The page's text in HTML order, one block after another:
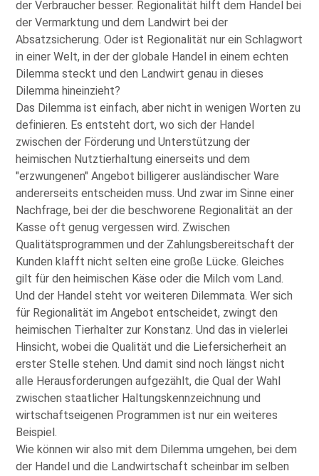
der Verbraucher besser. Regionalität hilft dem Handel bei
der Vermarktung und dem Landwirt bei der
Absatzsicherung. Oder ist Regionalität nur ein Schlagwort
in einer Welt, in der der globale Handel in einem echten
Dilemma steckt und den Landwirt genau in dieses
Dilemma hineinzieht?
Das Dilemma ist einfach, aber nicht in wenigen Worten zu
definieren. Es entsteht dort, wo sich der Handel
zwischen der Förderung und Unterstützung der
heimischen Nutztierhaltung einerseits und dem
erzwungenen Angebot billigerer ausländischer Ware
andererseits entscheiden muss. Und zwar im Sinne einer
Nachfrage, bei der die beschworene Regionalität an der
Kasse oft genug vergessen wird. Zwischen
Qualitätsprogrammen und der Zahlungsbereitschaft der
Kunden klafft nicht selten eine große Lücke. Gleiches
gilt für den heimischen Käse oder die Milch vom Land.
Und der Handel steht vor weiteren Dilemmata. Wer sich
für Regionalität im Angebot entscheidet, zwingt den
heimischen Tierhalter zur Konstanz. Und das in vielerlei
Hinsicht, wobei die Qualität und die Liefersicherheit an
erster Stelle stehen. Und damit sind noch längst nicht
alle Herausforderungen aufgezählt, die Qual der Wahl
zwischen staatlicher Haltungskennzeichnung und
wirtschaftseigenen Programmen ist nur ein weiteres
Beispiel.
Wie können wir also mit dem Dilemma umgehen, bei dem
der Handel und die Landwirtschaft scheinbar im selben